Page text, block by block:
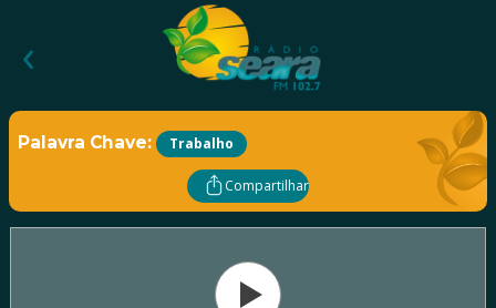
‹
Palavra Chave: Trabalho
Compartilhar